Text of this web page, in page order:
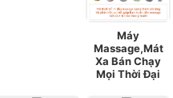
Máy
Massage,Mát
Xa Bán Chạy
Mọi Thời Đại